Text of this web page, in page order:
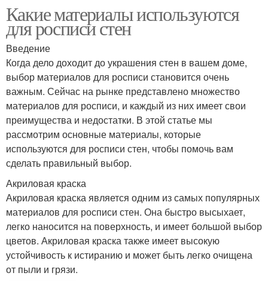
Какие материалы используются
для росписи стен
Введение
Когда дело доходит до украшения стен в вашем доме,
выбор материалов для росписи становится очень
важным. Сейчас на рынке представлено множество
материалов для росписи, и каждый из них имеет свои
преимущества и недостатки. В этой статье мы
рассмотрим основные материалы, которые
используются для росписи стен, чтобы помочь вам
сделать правильный выбор.
Акриловая краска
Акриловая краска является одним из самых популярных
материалов для росписи стен. Она быстро высыхает,
легко наносится на поверхность, и имеет большой выбор
цветов. Акриловая краска также имеет высокую
устойчивость к истиранию и может быть легко очищена
от пыли и грязи.